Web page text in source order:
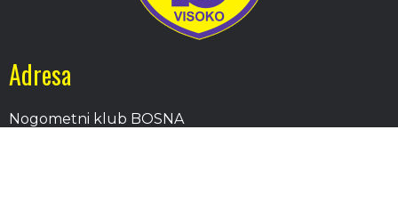
Adresa
Nogometni klub BOSNA